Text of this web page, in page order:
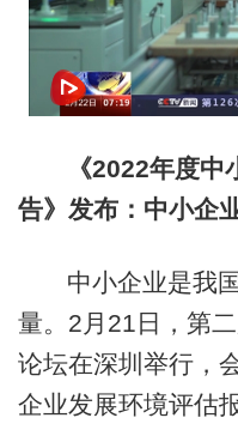
《2022年度
告》发布：中小企
中小企业是我
量。2月21日，第
论坛在深圳举行，
企业发展环境评估